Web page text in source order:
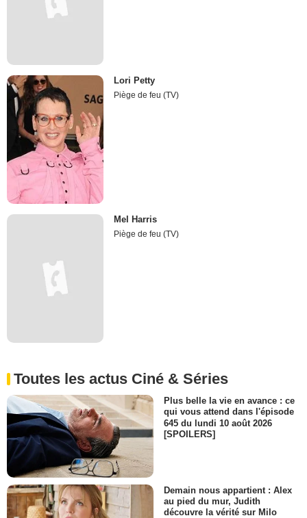
Lori Petty
Piège de feu (TV)
Mel Harris
Piège de feu (TV)
Toutes les actus Ciné & Séries
Plus belle la vie en avance : ce
qui vous attend dans l'épisode
645 du lundi 10 août 2026
[SPOILERS]
Demain nous appartient : Alex
au pied du mur, Judith
découvre la vérité sur Milo